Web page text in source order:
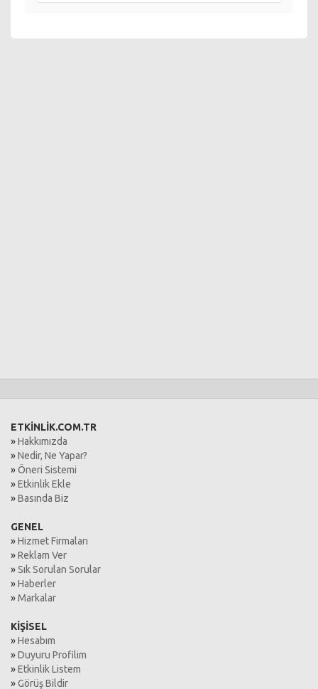
ETKİNLİK.COM.TR
»Hakkımızda
»Nedir, Ne Yapar?
»Öneri Sistemi
»Etkinlik Ekle
»Basında Biz
GENEL
»Hizmet Firmaları
»Reklam Ver
»Sık Sorulan Sorular
»Haberler
»Markalar
KİŞİSEL
»Hesabım
»Duyuru Profilim
»Etkinlik Listem
»Görüş Bildir